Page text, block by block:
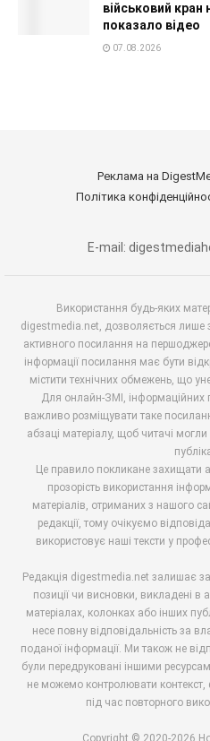
військовий
показало відео
07.08.2026
Реклама на
Політика
E-mail:
Використання будь-яких
digestmedia.net, дозволяється лише
активного посилання на
інформації посилання має бути
містити технічних обмежень, що
Для онлайн-ЗМІ, інформаційних
важливо розміщувати таке
абзаці матеріалу, щоб читачі
Це правило покликане захищати
прозорість використання
матеріалів, отриманих з нашого
редакції, тому очікуємо
використовує наші тексти у
Редакція digestmedia.net залишає
позиції чи висновки, викладені в
матеріалах, колонках або інших
несе повну відповідальність за
поданої інформації. Ми також не
були передруковані іншими
не можемо контролювати контекст,
під час повторного